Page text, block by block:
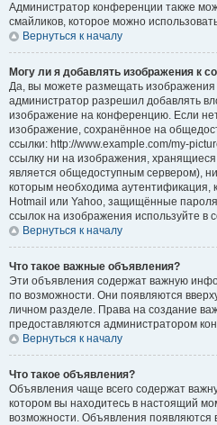
Администратор конференции также
смайликов, которое можно
Вернуться к началу
Могу ли я добавлять изображения к
Да, вы можете размещать
администратор разрешил добавлять
изображение на конференцию. Если
изображение, сохранённое на
ссылки: http://www.example.com/my-
ссылку ни на изображения,
является общедоступным сервером),
которым необходима аутентификация,
Hotmail или Yahoo, защищённые
ссылок на изображения используйте в
Вернуться к началу
Что такое важные объявления?
Эти объявления содержат важную
по возможности. Они появляются
личном разделе. Права на создание
предоставляются администратором
Вернуться к началу
Что такое объявления?
Объявления чаще всего содержат
котором вы находитесь в настоящий
возможности. Объявления появляются